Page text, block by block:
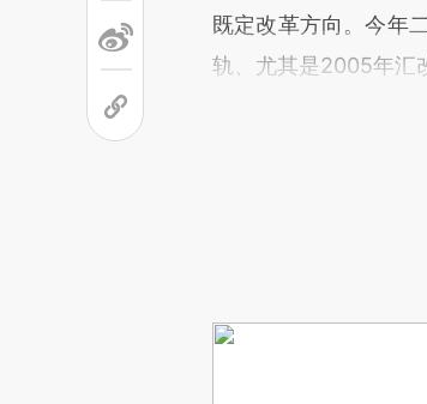
既定改革方向。今年
轨、尤其是2005年汇